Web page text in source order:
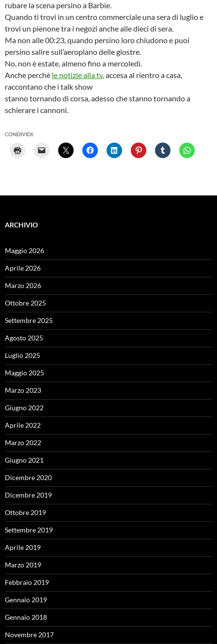
rubare la scena persino a Barbie.
Quando ti trovi in un centro commerciale una sera di luglio e
trovi un pienone tra i negozi anche alle dieci di sera.
Ma non alle 00:23, quando persino loro chiudono e puoi
persino salire sull’aeroplano delle giostre.
No, non è estate, almeno fino a mercoledì.
Anche perchè le notizie alla tv, accesa al rientro a casa,
raccontano che i talk show
stanno tornando di corsa, adesso che stanno tornando a
schierare i cannoni.
CONDIVIDI:
ARCHIVIO
Maggio 2026
Aprile 2026
Marzo 2026
Ottobre 2025
Settembre 2025
Agosto 2025
Luglio 2025
Maggio 2025
Marzo 2023
Giugno 2022
Aprile 2022
Marzo 2022
Giugno 2021
Dicembre 2020
Dicembre 2019
Ottobre 2019
Settembre 2019
Aprile 2019
Marzo 2019
Febbraio 2019
Gennaio 2019
Gennaio 2018
Novembre 2017